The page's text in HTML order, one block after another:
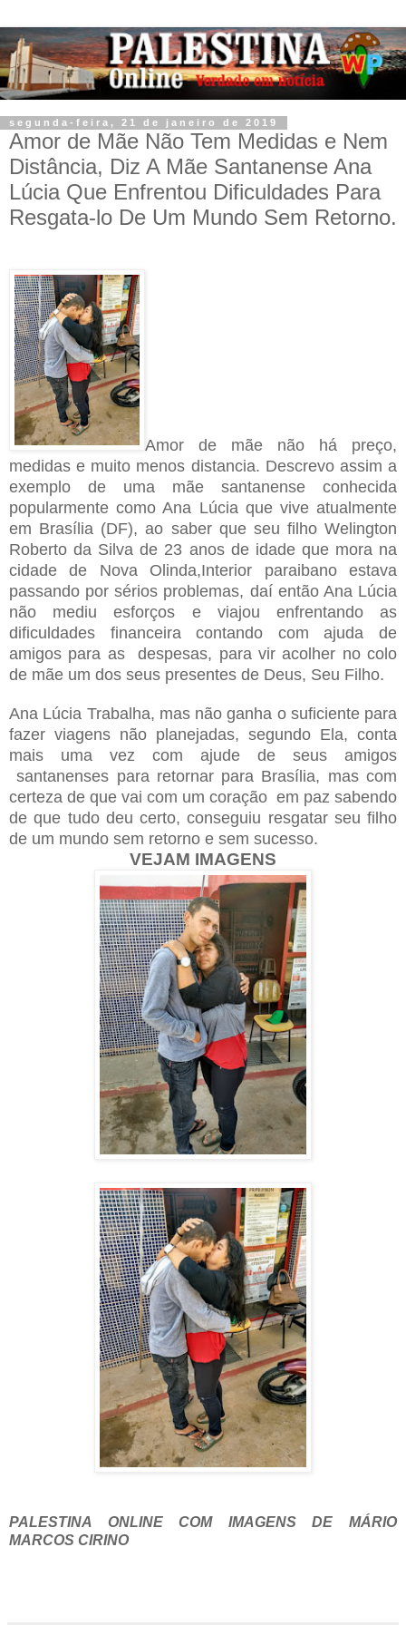
segunda-feira, 21 de janeiro de 2019
Amor de Mãe Não Tem Medidas e Nem
Distância, Diz A Mãe Santanense Ana
Lúcia Que Enfrentou Dificuldades Para
Resgata-lo De Um Mundo Sem Retorno.
Amor de mãe não há preço,
medidas e muito menos distancia. Descrevo assim a
exemplo de uma mãe santanense conhecida
popularmente como Ana Lúcia que vive atualmente
em Brasília (DF), ao saber que seu filho Welington
Roberto da Silva de 23 anos de idade que mora na
cidade de Nova Olinda,Interior paraibano estava
passando por sérios problemas, daí então Ana Lúcia
não mediu esforços e viajou enfrentando as
dificuldades financeira contando com ajuda de
amigos para as
despesas, para vir acolher no colo
de mãe um dos seus presentes de Deus, Seu Filho.
Ana Lúcia Trabalha, mas não ganha o suficiente para
fazer viagens não planejadas, segundo Ela, conta
mais uma vez com ajude de seus amigos
santanenses para retornar para Brasília, mas com
certeza de que vai com um coração em paz sabendo
de que tudo deu certo, conseguiu resgatar seu filho
de um mundo sem retorno e sem sucesso.
VEJAM IMAGENS
PALESTINA ONLINE COM IMAGENS DE MÁRIO
MARCOS CIRINO